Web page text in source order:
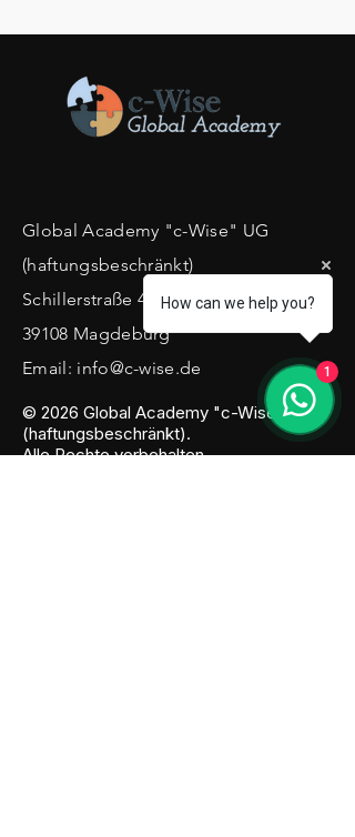
​Global Academy "c-Wise" UG
(haftungsbeschränkt)
Schillerstraße 41 C
39108 Magdeburg
Email: info@c-wise.de
© 2026 Global Academy "c-Wise" UG
(haftungsbeschränkt).
Alle Rechte vorbehalten
How can we help you?
1